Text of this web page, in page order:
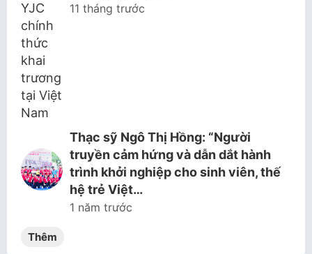
11 tháng trước
Thạc sỹ Ngô Thị Hồng: “Người
truyền cảm hứng và dẫn dắt hành
trình khởi nghiệp cho sinh viên, thế
hệ trẻ Việt…
1 năm trước
Thêm